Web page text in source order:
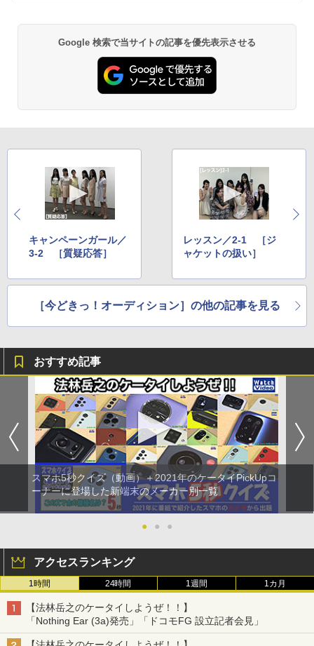
Google 検索で当サイトの記事を優先表示させる
キャンペーンガール／
3-2 ［質疑応答］
レッスン／2-1 ［ジ
ャケットの扱い］
［今どきっ！オーディション］の他の記事を見る
おすすめ記事
スマホ5秒クイズ（動画）＋2021年のケータイPickUpコ
ーナーに登場した新端末のメーカー別一覧
● ● ●
アクセスランキング
1時間 24時間 1週間 1カ月
【法林岳之のケータイしようぜ！！】
「Nothing Ear (3a)発売」「ドコモFG 設立記者会見」